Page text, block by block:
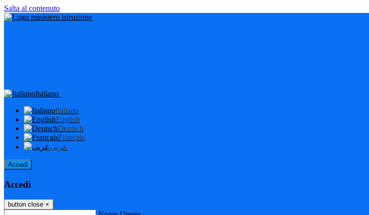
Salta al contenuto
Italiano
Italiano
English
Deutsch
Français
عربى
Accedi
Accedi
button close ×